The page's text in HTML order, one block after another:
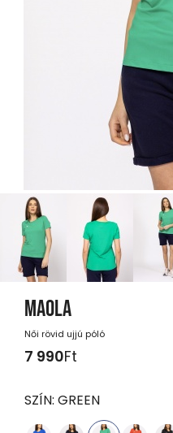
MAOLA
Női rövid ujjú póló
7 990Ft
SZÍN: GREEN